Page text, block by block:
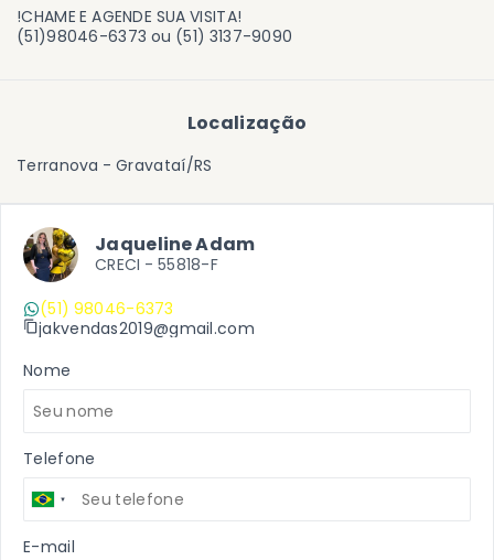
!CHAME E AGENDE SUA VISITA!
(51)98046-6373 ou (51) 3137-9090
Localização
Terranova - Gravataí/RS
Jaqueline Adam
CRECI - 55818-F
(51) 98046-6373
jakvendas2019@gmail.com
Nome
Telefone
E-mail